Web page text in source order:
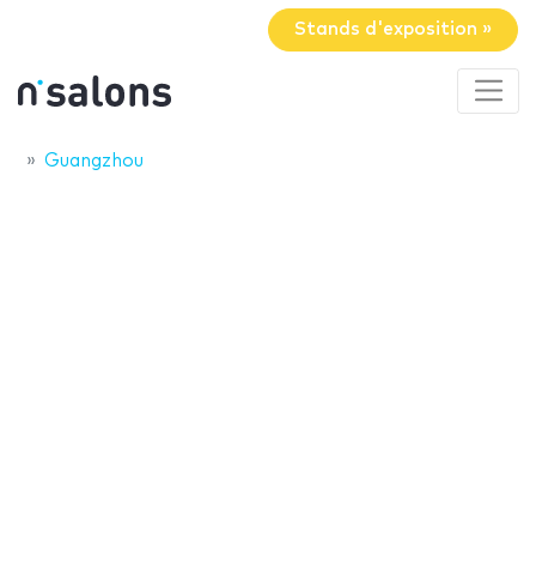
Stands d'exposition »
Guangzhou